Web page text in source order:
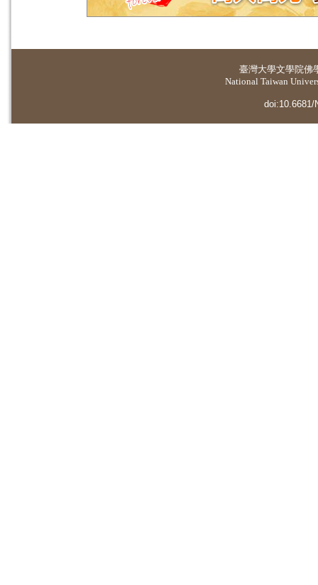
臺灣大學文學院佛
National Taiwan
doi:10.6681/